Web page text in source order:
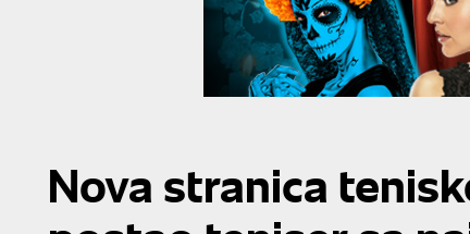
Nova stranica